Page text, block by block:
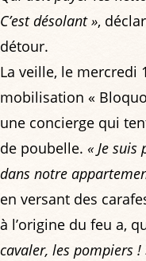
C’est désolant »,
détour.
La veille, le mercredi
mobilisation «
une concierge qui
de poubelle. « Je suis
dans notre
en versant des
à l’origine du feu a,
cavaler, les pompiers !